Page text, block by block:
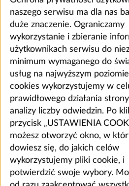
naszego serwisu ma dla nas
duże znaczenie. Ograniczamy
wykorzystanie i zbieranie
użytkownikach serwisu do
minimum wymaganego do
usług na najwyższym
cookies wykorzystujemy w
prawidłowego działania
analizy liczby odwiedzin. Po
przycisk „USTAWIENIA
możesz otworzyć okno, w
dowiesz się, do jakich celów
wykorzystujemy pliki cookie, i
potwierdzić swoje wybory.